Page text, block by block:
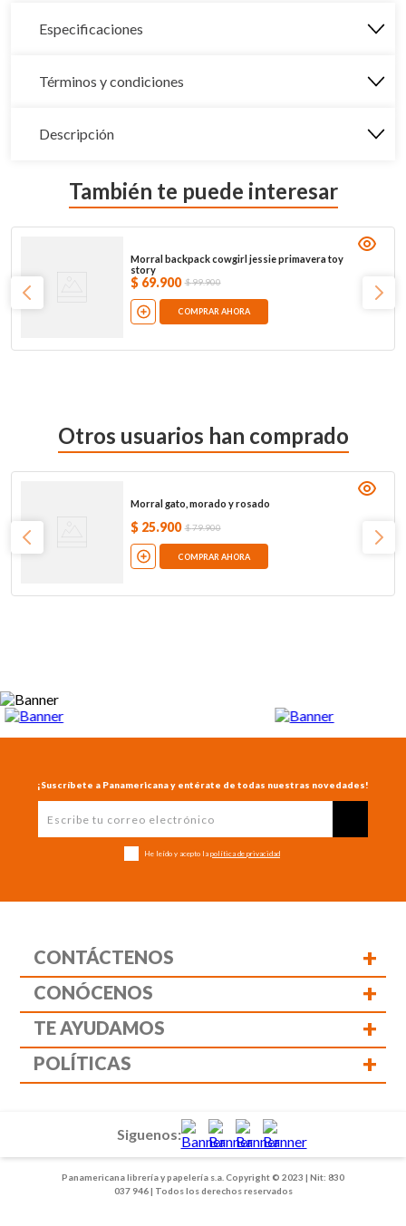
Especificaciones
Términos y condiciones
Descripción
También te puede interesar
Morral backpack cowgirl jessie primavera toy
story
$ 69.900 $99.900
COMPRAR AHORA
Otros usuarios han comprado
Morral gato, morado y rosado
$ 25.900 $79.900
COMPRAR AHORA
¡Suscríbete a Panamericana y entérate de todas nuestras novedades!
He leído y acepto la política de privacidad
CONTÁCTENOS +
CONÓCENOS +
TE AYUDAMOS +
POLÍTICAS +
Panamericana librería y papelería s.a. Copyright © 2023 | Nit: 830
037 946 | Todos los derechos reservados
Siguenos: